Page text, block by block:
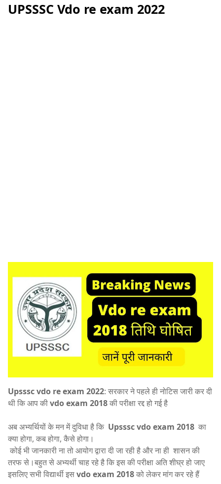
UPSSSC Vdo re exam 2022
Upsssc vdo re exam 2022: सरकार ने पहले ही नोटिस जारी कर दी
थी कि आप कीvdo exam 2018की परीक्षा रद्द हो गई है
अब अभ्यर्थियों के मन में दुविधा है कि Upsssc vdo exam 2018 का
क्या होगा, कब होगा, कैसे होगा।
कोई भी जानकारी ना तो आयोग द्वारा दी जा रही है और ना ही शासन की
तरफ से।बहुत से अभ्यर्थी चाह रहे है कि इस की परीक्षा अति शीघ्र हो जाए
इसलिए सभी विद्यार्थी इसvdo exam 2018को लेकर मांग कर रहे हैं